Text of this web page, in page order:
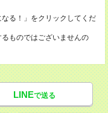
る！」をクリックしてくだ
ものではございませんの
LINEで送る